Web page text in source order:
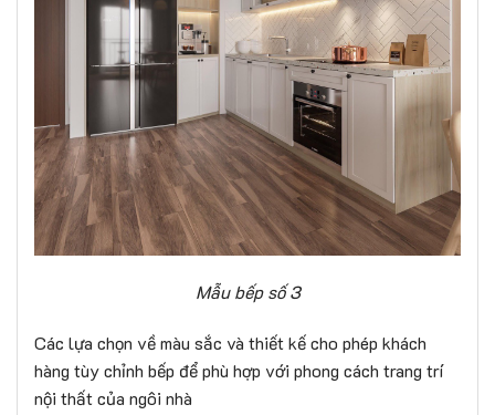
Mẫu bếp số 3
Các lựa chọn về màu sắc và thiết kế cho phép khách
hàng tùy chỉnh bếp để phù hợp với phong cách trang trí
nội thất của ngôi nhà